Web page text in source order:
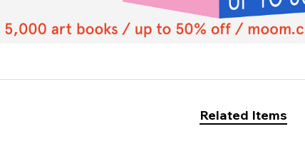
Related Items